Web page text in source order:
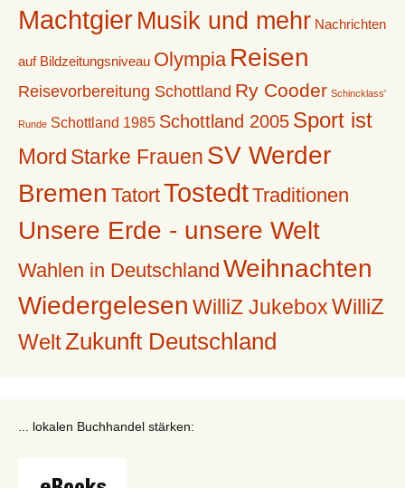
MachtgierMusik und mehr Nachrichten
auf Bildzeitungsniveau Olympia Reisen
Reisevorbereitung Schottland Ry Cooder Schincklass'
Runde Schottland 1985 Schottland 2005 Sport ist
Mord Starke Frauen SV Werder
Bremen TatortTostedtTraditionen
Unsere Erde - unsere Welt
Wahlen in Deutschland Weihnachten
Wiedergelesen WilliZ Jukebox WilliZ
WeltZukunft Deutschland
... lokalen Buchhandel stärken: